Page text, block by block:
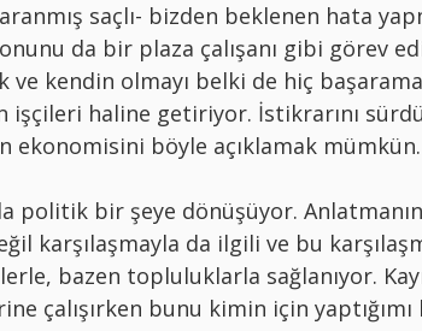
saçlı- bizden beklenen hata
da bir plaza çalışanı gibi görev
ve kendin olmayı belki de hiç
işçileri haline getiriyor. İstikrarını
ekonomisini böyle açıklamak mümkün.
politik bir şeye dönüşüyor.
karşılaşmayla da ilgili ve bu
bazen topluluklarla sağlanıyor.
çalışırken bunu kimin için